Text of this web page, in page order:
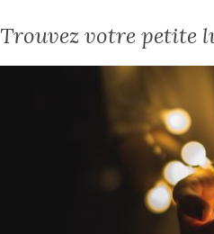
Trouvez votre petite